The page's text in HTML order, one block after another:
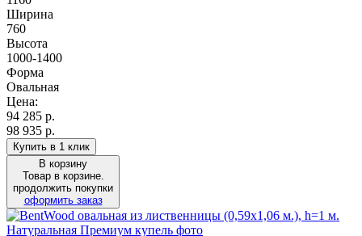
Ширина
760
Высота
1000-1400
Форма
Овальная
Цена:
94 285 р.
98 935 р.
Купить в 1 клик
В корзину
Товар в корзине.
продолжить покупки
оформить заказ